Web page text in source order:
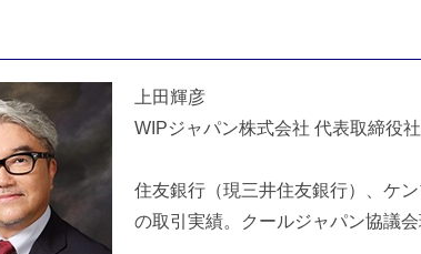
上田輝彦
WIPジャパン株式会社 代表取締役
住友銀行（現三井住友銀行）、ケ
の取引実績。クールジャパン協議